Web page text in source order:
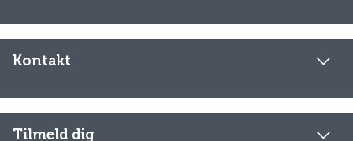
Kontakt
Tilmeld dig